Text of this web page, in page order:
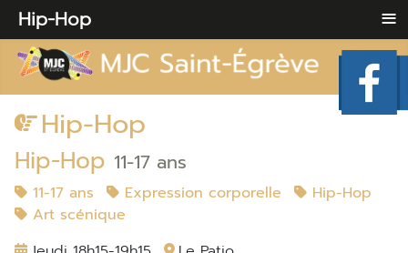
Hip-Hop
Hip-Hop 11-17 ans
11-17 ans Expression corporelle
Hip-Hop
Art scénique
Hip-Hop ≡